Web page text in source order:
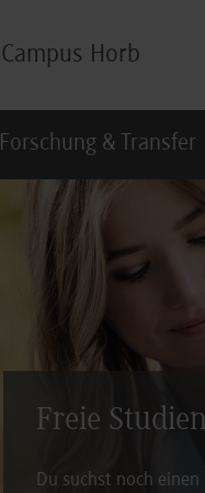
Campus Horb
Forschung & Transfer
Freie
Du suchst noch